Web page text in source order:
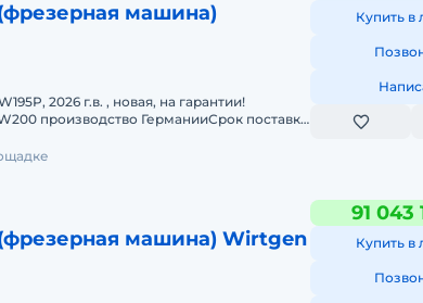
машина)
2026 г.в. , новая, на гарантии!
производство ГерманииСрок поставки
Купить в
машина) Wirtgen
91 043
Купить в